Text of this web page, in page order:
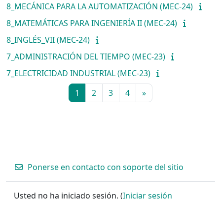
8_MECÁNICA PARA LA AUTOMATIZACIÓN (MEC-24)
8_MATEMÁTICAS PARA INGENIERÍA II (MEC-24)
8_INGLÉS_VII (MEC-24)
7_ADMINISTRACIÓN DEL TIEMPO (MEC-23)
7_ELECTRICIDAD INDUSTRIAL (MEC-23)
1 Página 1
2 Página 2
3Página 3
4Página 4
»Página siguiente
Ponerse en contacto con soporte del sitio
Usted no ha iniciado sesión. (Iniciar sesión